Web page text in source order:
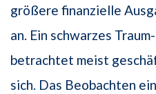
größere finanzielle
an. Ein schwarzes
betrachtet meist
sich. Das Beobachten